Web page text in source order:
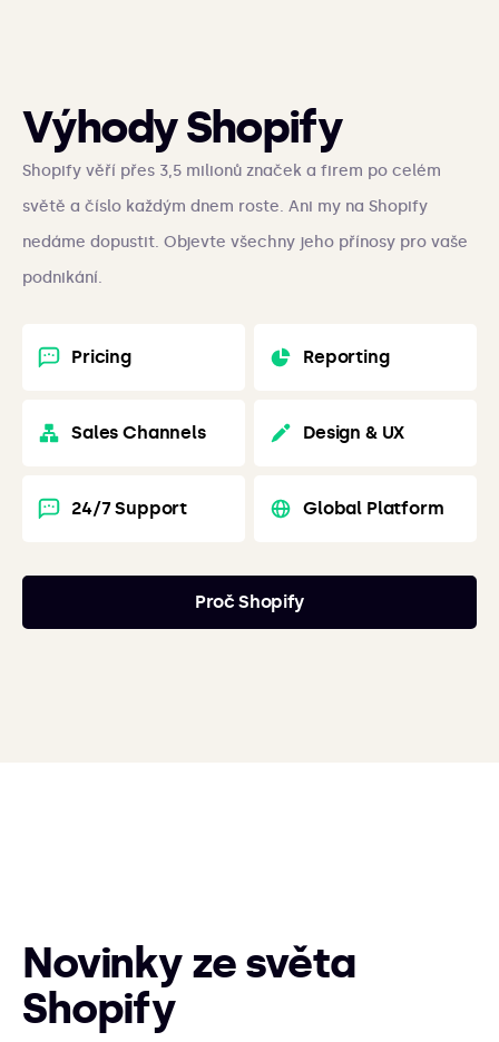
Výhody Shopify
Shopify věří přes 3,5 milionů značek a firem po celém
světě a číslo každým dnem roste. Ani my na Shopify
nedáme dopustit. Objevte všechny jeho přínosy pro vaše
podnikání.
Pricing Reporting
Sales Channels Design & UX
24/7 Support Global Platform
Proč Shopify
Novinky ze světa
Shopify